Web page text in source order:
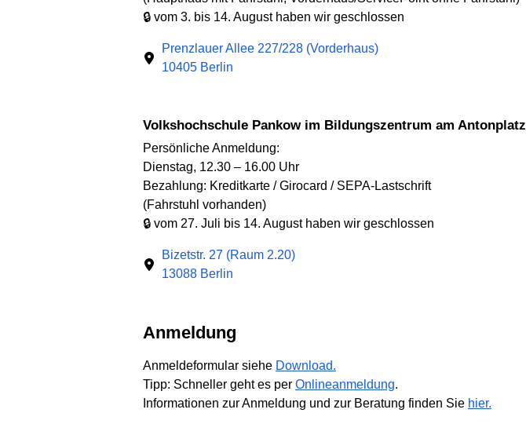
🔒 vom 3. bis 14. August haben wir geschlossen
Prenzlauer Allee 227/228 (Vorderhaus)
10405 Berlin
Volkshochschule Pankow im Bildungszentrum am Antonplatz
Persönliche Anmeldung:
Dienstag, 12.30 – 16.00 Uhr
Bezahlung: Kreditkarte / Girocard / SEPA-Lastschrift
(Fahrstuhl vorhanden)
🔒 vom 27. Juli bis 14. August haben wir geschlossen
Bizetstr. 27 (Raum 2.20)
13088 Berlin
Anmeldung
Anmeldeformular siehe Download.
Tipp: Schneller geht es per Onlineanmeldung.
Informationen zur Anmeldung und zur Beratung finden Sie hier.